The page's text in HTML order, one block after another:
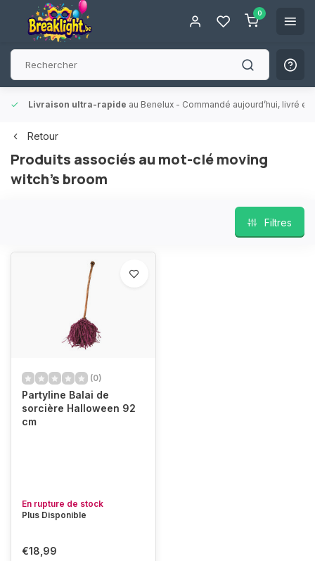
0
Livraison ultra-rapide au Benelux - Commandé aujourd’hui, livré
Retour
Produits associés au mot-clé moving
witch's broom
Filtres
(0)
Partyline Balai de
sorcière Halloween 92
cm
En rupture de stock
Plus Disponible
€18,99